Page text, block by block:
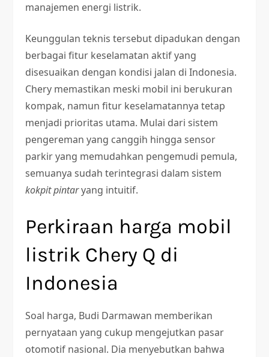
manajemen energi listrik.
Keunggulan teknis tersebut dipadukan dengan
berbagai fitur keselamatan aktif yang
disesuaikan dengan kondisi jalan di Indonesia.
Chery memastikan meski mobil ini berukuran
kompak, namun fitur keselamatannya tetap
menjadi prioritas utama. Mulai dari sistem
pengereman yang canggih hingga sensor
parkir yang memudahkan pengemudi pemula,
semuanya sudah terintegrasi dalam sistem
kokpit pintaryang intuitif.
Perkiraan harga mobil
listrik Chery Q di
Indonesia
Soal harga, Budi Darmawan memberikan
pernyataan yang cukup mengejutkan pasar
otomotif nasional. Dia menyebutkan bahwa